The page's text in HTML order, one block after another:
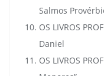
Salmos
OS LIVROS
Daniel
OS LIVROS